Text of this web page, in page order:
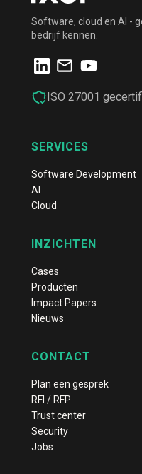
Software, cloud en AI -
bedrijf kennen.
ISO 27001
SERVICES
Software Development
AI
Cloud
INZICHTEN
Cases
Producten
Impact Papers
Nieuws
CONTACT
Plan een gesprek
RFI / RFP
Trust center
Security
Jobs